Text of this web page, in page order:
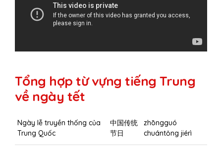
Tổng hợp từ vựng tiếng Trung
về ngày tết
Ngày lễ truyền thống của
Trung Quốc
中国传统
节日
zhōngguó
chuántǒng jiérì